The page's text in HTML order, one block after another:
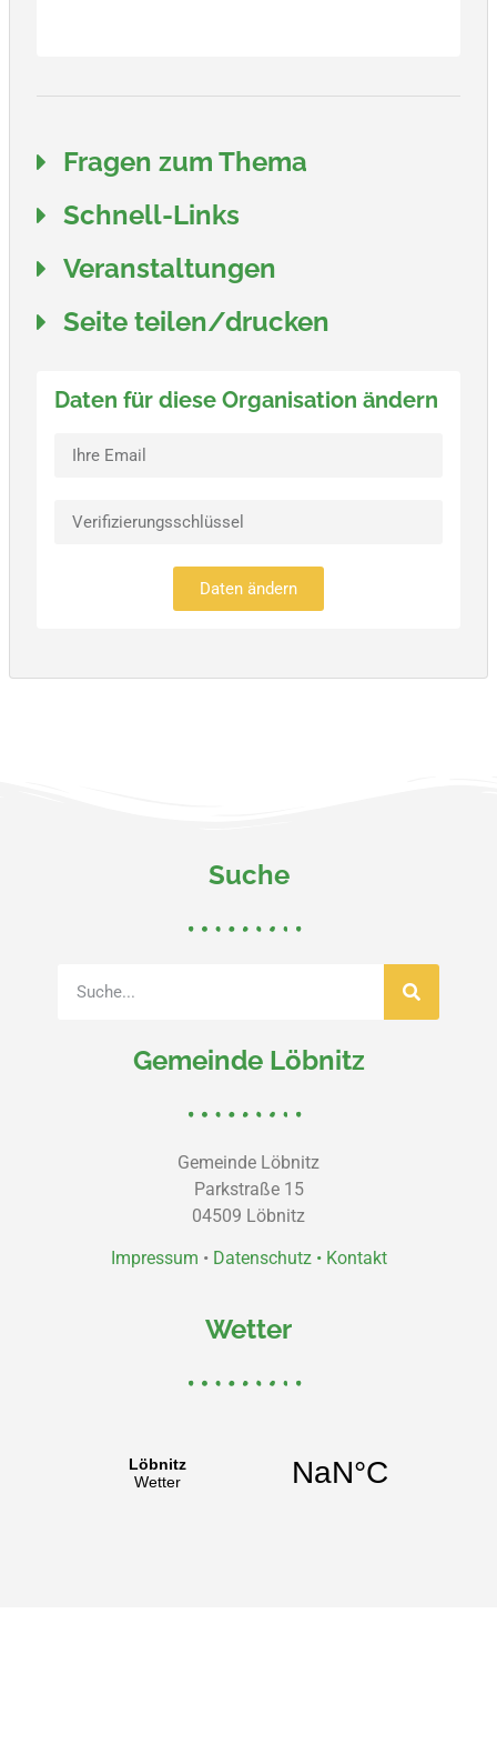
Fragen zum Thema
Schnell-Links
Veranstaltungen
Seite teilen/drucken
Daten für diese Organisation ändern
Daten ändern
Suche
Gemeinde Löbnitz
Gemeinde Löbnitz
Parkstraße 15
04509 Löbnitz
Impressum • Datenschutz • Kontakt
Wetter